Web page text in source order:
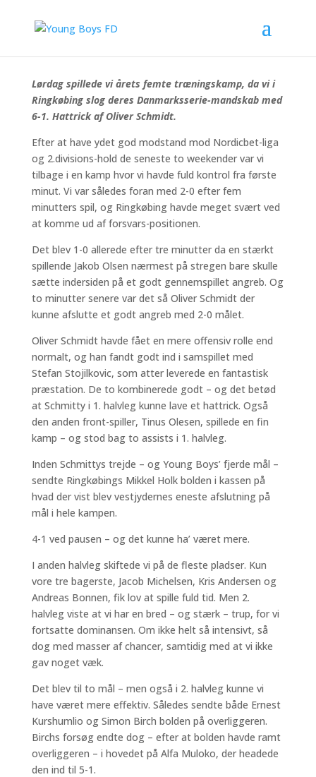
Oliver Schmidt fik chancen fra start lidt længere fremme
Lørdag spillede vi årets femte træningskamp, da vi i
Ringkøbing slog deres Danmarksserie-mandskab med
6-1. Hattrick af Oliver Schmidt.
Efter at have ydet god modstand mod Nordicbet-liga
og 2.divisions-hold de seneste to weekender var vi
tilbage i en kamp hvor vi havde fuld kontrol fra første
minut. Vi var således foran med 2-0 efter fem
minutters spil, og Ringkøbing havde meget svært ved
at komme ud af forsvars-positionen.
Det blev 1-0 allerede efter tre minutter da en stærkt
spillende Jakob Olsen nærmest på stregen bare skulle
sætte indersiden på et godt gennemspillet angreb. Og
to minutter senere var det så Oliver Schmidt der
kunne afslutte et godt angreb med 2-0 målet.
Oliver Schmidt havde fået en mere offensiv rolle end
normalt, og han fandt godt ind i samspillet med
Stefan Stojilkovic, som atter leverede en fantastisk
præstation. De to kombinerede godt – og det betød
at Schmitty i 1. halvleg kunne lave et hattrick. Også
den anden front-spiller, Tinus Olesen, spillede en fin
kamp – og stod bag to assists i 1. halvleg.
Inden Schmittys trejde – og Young Boys’ fjerde mål –
sendte Ringkøbings Mikkel Holk bolden i kassen på
hvad der vist blev vestjydernes eneste afslutning på
mål i hele kampen.
4-1 ved pausen – og det kunne ha’ været mere.
I anden halvleg skiftede vi på de fleste pladser. Kun
vore tre bagerste, Jacob Michelsen, Kris Andersen og
Andreas Bonnen, fik lov at spille fuld tid. Men 2.
halvleg viste at vi har en bred – og stærk – trup, for vi
fortsatte dominansen. Om ikke helt så intensivt, så
dog med masser af chancer, samtidig med at vi ikke
gav noget væk.
Det blev til to mål – men også i 2. halvleg kunne vi
have været mere effektiv. Således sendte både Ernest
Kurshumlio og Simon Birch bolden på overliggeren.
Birchs forsøg endte dog – efter at bolden havde ramt
overliggeren – i hovedet på Alfa Muloko, der headede
den ind til 5-1.